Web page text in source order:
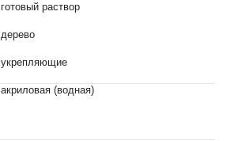
готовый раствор
дерево
укрепляющие
акриловая (водная)